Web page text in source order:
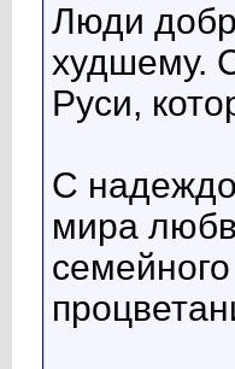
Люди
худшему.
Руси,
С
мира